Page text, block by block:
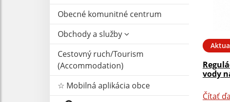
Obecné komunitné centrum
Obchody a služby
Cestovný ruch/Tourism
(Accommodation)
☆ Mobilná aplikácia obce
vody
Čítať